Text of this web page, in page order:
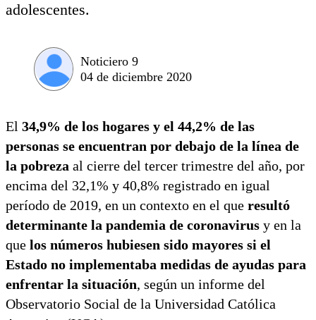
adolescentes.
Noticiero 9
04 de diciembre 2020
El 34,9% de los hogares y el 44,2% de las
personas se encuentran por debajo de la línea de
la pobreza al cierre del tercer trimestre del año, por
encima del 32,1% y 40,8% registrado en igual
período de 2019, en un contexto en el que resultó
determinante la pandemia de coronavirus y en la
que los números hubiesen sido mayores si el
Estado no implementaba medidas de ayudas para
enfrentar la situación, según un informe del
Observatorio Social de la Universidad Católica